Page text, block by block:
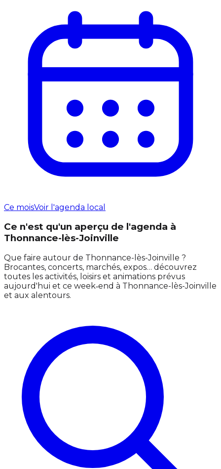
Ce moisVoir l'agenda local
Ce n'est qu'un aperçu de l'agenda à
Thonnance-lès-Joinville
Que faire autour de Thonnance-lès-Joinville ?
Brocantes, concerts, marchés, expos… découvrez
toutes les activités, loisirs et animations prévus
aujourd'hui et ce week‑end à Thonnance-lès-Joinville
et aux alentours.